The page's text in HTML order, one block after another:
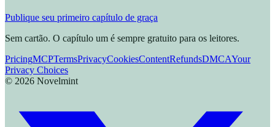
Publique seu primeiro capítulo de graça
Sem cartão. O capítulo um é sempre gratuito para os leitores.
PricingMCPTermsPrivacyCookiesContentRefundsDMCAYour
Privacy Choices
© 2026 Novelmint